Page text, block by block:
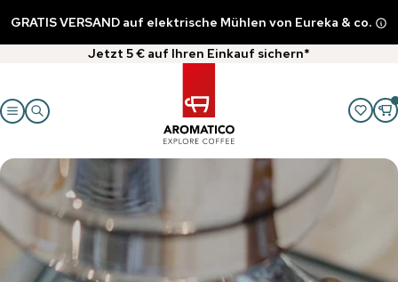
GRATIS VERSAND auf elektrische Mühlen von Eureka & co.
Jetzt 5 € auf Ihren Einkauf sichern*